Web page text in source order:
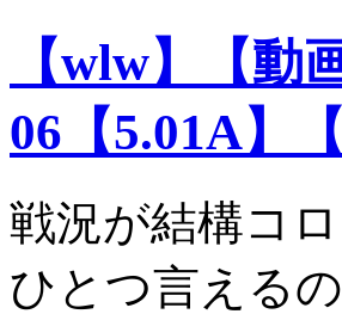
【wlw】【動
06【5.01A】
戦況が結構コ
ひとつ言える